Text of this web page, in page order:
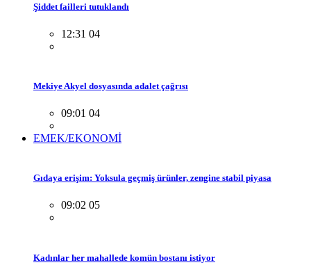
Şiddet failleri tutuklandı
12:31 04
Mekiye Akyel dosyasında adalet çağrısı
09:01 04
EMEK/EKONOMİ
Gıdaya erişim: Yoksula geçmiş ürünler, zengine stabil piyasa
09:02 05
Kadınlar her mahallede komün bostanı istiyor